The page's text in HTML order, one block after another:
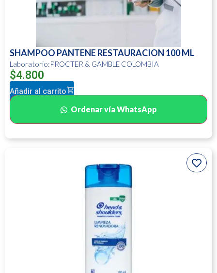
SHAMPOO PANTENE RESTAURACION 100 ML
Laboratorio:PROCTER & GAMBLE COLOMBIA
$4.800
Añadir al carrito
Ordenar vía WhatsApp